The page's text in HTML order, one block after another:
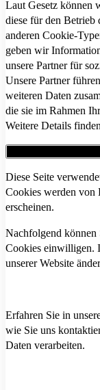
Laut Gesetz können
diese für den Betrieb
anderen Cookie-
geben wir
unsere Partner für
Unsere Partner
weiteren Daten
die sie im Rahmen
Weitere Details
Diese Seite
Cookies werden von
erscheinen.
Nachfolgend können
Cookies einwilligen.
unserer Website
Erfahren Sie in
wie Sie uns
Daten verarbeiten.